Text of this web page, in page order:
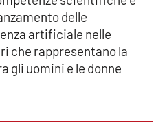
delle
artificiale nelle
che rappresentano la
gli uomini e le donne